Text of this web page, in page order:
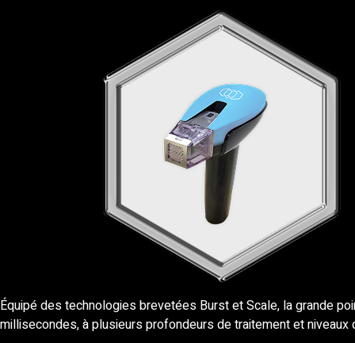
Équipé des technologies brevetées Burst et Scale, la grande
millisecondes, à plusieurs profondeurs de traitement et niveaux